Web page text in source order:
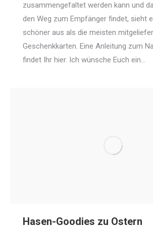
zusammengefaltet werden kann und
den Weg zum Empfänger findet, sieht
schöner aus als die meisten
Geschenkkarten. Eine Anleitung zum
findet Ihr hier. Ich wünsche Euch ein…
Hasen-Goodies zu Ostern